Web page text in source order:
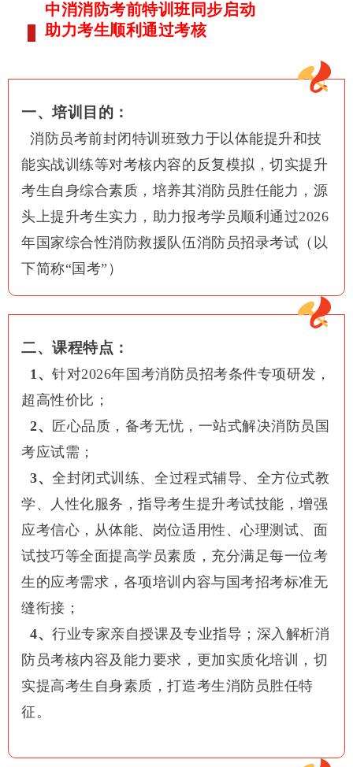
中消消防考前特训班同步启动
助力考生顺利通过考核
一、培训目的：
消防员考前封闭特训班致力于以体能提升和技
能实战训练等对考核内容的反复模拟，切实提升
考生自身综合素质，培养其消防员胜任能力，源
头上提升考生实力，助力报考学员顺利通过2026
年国家综合性消防救援队伍消防员招录考试（以
下简称“国考”）
二、课程特点：
1、针对2026年国考消防员招考条件专项研发，
超高性价比；
2、
匠心品质，备考无忧，一站式解决消防员国
考应试需；
3、全封闭式训练、全过程式辅导、全方位式教
学、人性化服务，指导考生提升考试技能，增强
应考信心，从体能、岗位适用性、心理测试、面
试技巧等全面提高学员素质，充分满足每一位考
生的应考需求，各项培训内容与国考招考标准无
缝衔接；
4、行业专家亲自授课及专业指导；深入解析消
防员考核内容及能力要求，更加实质化培训，切
实提高考生自身素质，打造考生消防员胜任特
征。